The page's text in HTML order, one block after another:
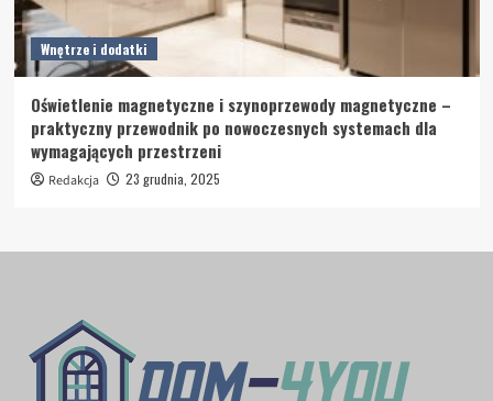
Wnętrze i dodatki
Oświetlenie magnetyczne i szynoprzewody magnetyczne –
praktyczny przewodnik po nowoczesnych systemach dla
wymagających przestrzeni
Redakcja 23 grudnia, 2025